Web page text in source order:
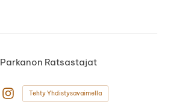
Parkanon Ratsastajat
Tehty Yhdistysavaimella